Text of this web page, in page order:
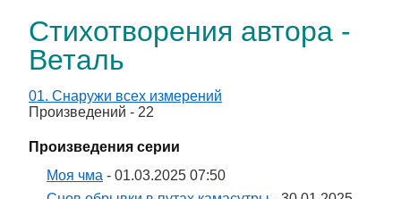
Стихотворения автора -
Веталь
01. Снаружи всех измерений
Произведений - 22
Произведения серии
Моя чма - 01.03.2025 07:50